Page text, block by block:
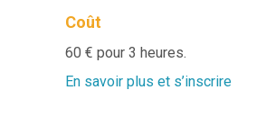
Coût
60 € pour 3 heures.
En savoir plus et s’inscrire